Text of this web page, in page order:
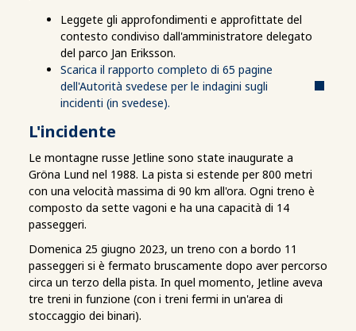
Leggete gli approfondimenti e approfittate del
contesto condiviso dall'amministratore delegato
del parco Jan Eriksson.
Scarica il rapporto completo di 65 pagine
dell'Autorità svedese per le indagini sugli
incidenti (in svedese).
L'incidente
Le montagne russe Jetline sono state inaugurate a
Gröna Lund nel 1988. La pista si estende per 800 metri
con una velocità massima di 90 km all'ora. Ogni treno è
composto da sette vagoni e ha una capacità di 14
passeggeri.
Domenica 25 giugno 2023, un treno con a bordo 11
passeggeri si è fermato bruscamente dopo aver percorso
circa un terzo della pista. In quel momento, Jetline aveva
tre treni in funzione (con i treni fermi in un'area di
stoccaggio dei binari).